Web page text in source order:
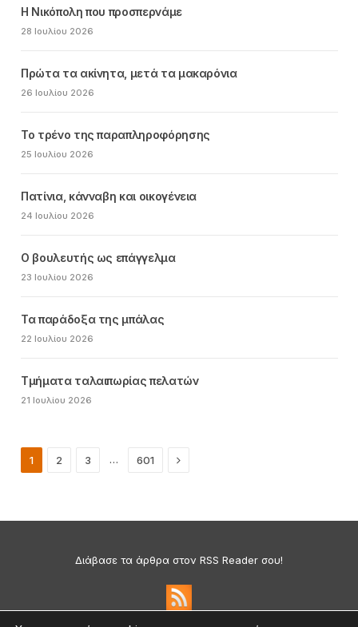
Η Νικόπολη που προσπερνάμε
28 Ιουλίου 2026
Πρώτα τα ακίνητα, μετά τα μακαρόνια
26 Ιουλίου 2026
Το τρένο της παραπληροφόρησης
25 Ιουλίου 2026
Πατίνια, κάνναβη και οικογένεια
24 Ιουλίου 2026
Ο βουλευτής ως επάγγελμα
23 Ιουλίου 2026
Τα παράδοξα της μπάλας
22 Ιουλίου 2026
Τμήματα ταλαιπωρίας πελατών
21 Ιουλίου 2026
1 2 3 … 601 Next
Διάβασε τα άρθρα στον RSS Reader σου!